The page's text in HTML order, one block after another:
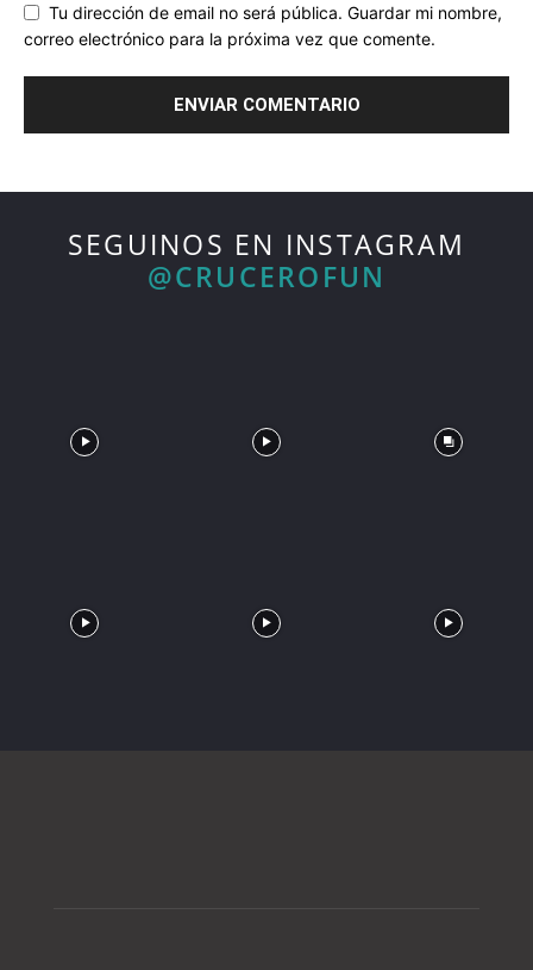
Tu dirección de email no será pública. Guardar mi nombre,
correo electrónico para la próxima vez que comente.
SEGUINOS EN INSTAGRAM
@CRUCEROFUN